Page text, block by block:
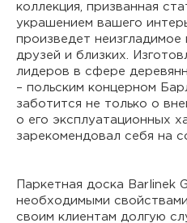
коллекция, призванная
украшением вашего
произведет
друзей и близких.
лидеров в сфере
– польским концерном
заботится не только о
о его эксплуатационных
зарекомендовал себя на
Паркетная доска Barlinek
необходимыми
своим клиентам долгую